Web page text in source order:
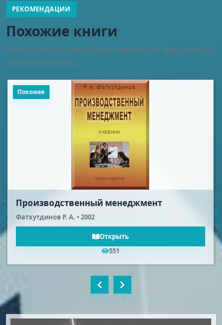
РЕКОМЕНДАЦИИ
Похожие книги
Книги, которые могут быть полезны по теме, автору
или направлению.
Похожее
Производственный менеджмент
Фатхутдинов Р. А. • 2002
Открыть
551